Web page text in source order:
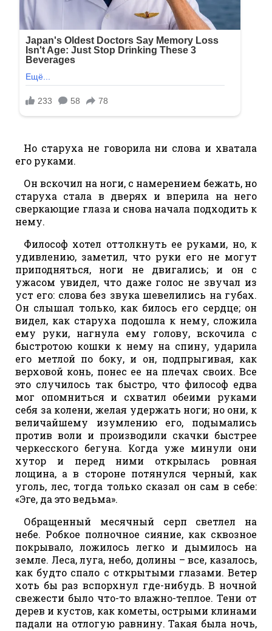
Но старуха не говорила ни слова и хватала
его руками.
Он вскочил на ноги, с намерением бежать, но
старуха стала в дверях и вперила на него
сверкающие глаза и снова начала подходить к
нему.
Философ хотел оттолкнуть ее руками, но, к
удивлению, заметил, что руки его не могут
приподняться, ноги не двигались; и он с
ужасом увидел, что даже голос не звучал из
уст его: слова без звука шевелились на губах.
Он слышал только, как билось его сердце; он
видел, как старуха подошла к нему, сложила
ему руки, нагнула ему голову, вскочила с
быстротою кошки к нему на спину, ударила
его метлой по боку, и он, подпрыгивая, как
верховой конь, понес ее на плечах своих. Все
это случилось так быстро, что философ едва
мог опомниться и схватил обеими руками
себя за колени, желая удержать ноги; но они, к
величайшему изумлению его, подымались
против воли и производили скачки быстрее
черкесского бегуна. Когда уже минули они
хутор и перед ними открылась ровная
лощина, а в стороне потянулся черный, как
уголь, лес, тогда только сказал он сам в себе:
«Эге, да это ведьма».
Обращенный месячный серп светлел на
небе. Робкое полночное сияние, как сквозное
покрывало, ложилось легко и дымилось на
земле. Леса, луга, небо, долины – все, казалось,
как будто спало с открытыми глазами. Ветер
хоть бы раз вспорхнул где-нибудь. В ночной
свежести было что-то влажно-теплое. Тени от
дерев и кустов, как кометы, острыми клинами
падали на отлогую равнину. Такая была ночь,